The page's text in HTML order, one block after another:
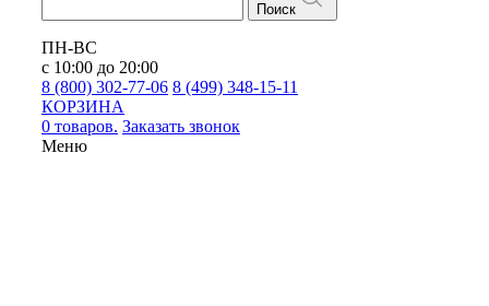
Поиск
ПН-ВС
с 10:00 до 20:00
8 (800) 302-77-06 8 (499) 348-15-11
КОРЗИНА
0 товаров. Заказать звонок
Меню